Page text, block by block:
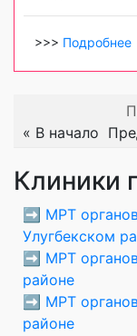
>>> Подробнее
« В начало
Клиники
➡️ МРТ
Улугбекском
➡️ МРТ
районе
➡️ МРТ
районе